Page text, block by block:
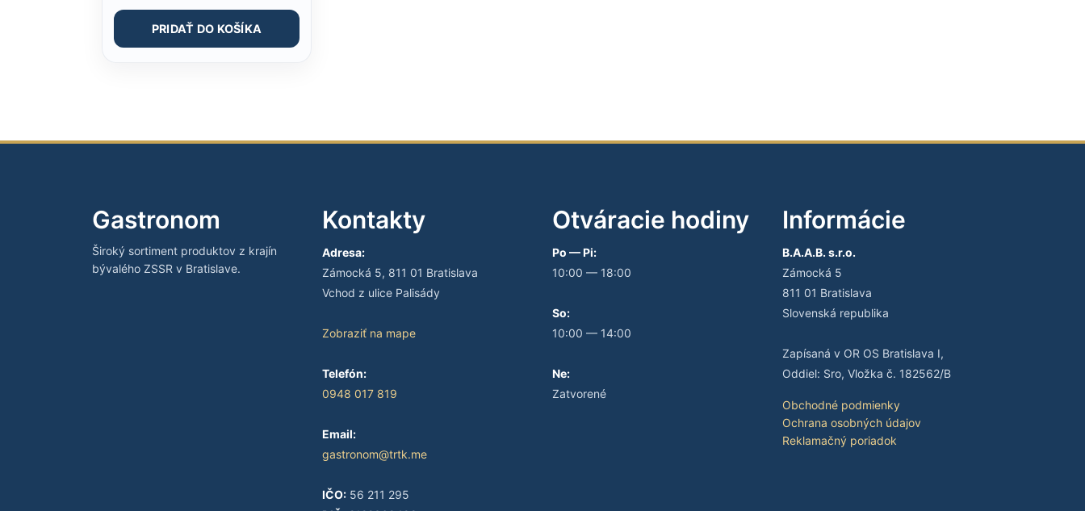
PRIDAŤ DO KOŠÍKA
Gastronom
Široký sortiment produktov z krajín
bývalého ZSSR v Bratislave.
Kontakty
Adresa:
Zámocká 5, 811 01 Bratislava
Vchod z ulice Palisády
Zobraziť na mape
Telefón:
0948 017 819
Email:
gastronom@trtk.me
IČO: 56 211 295
Otváracie hodiny
Po — Pi:
10:00 — 18:00
So:
10:00 — 14:00
Ne:
Zatvorené
Informácie
B.A.A.B. s.r.o.
Zámocká 5
811 01 Bratislava
Slovenská republika
Zapísaná v OR OS Bratislava I,
Oddiel: Sro, Vložka č. 182562/B
Obchodné podmienky
Ochrana osobných údajov
Reklamačný poriadok